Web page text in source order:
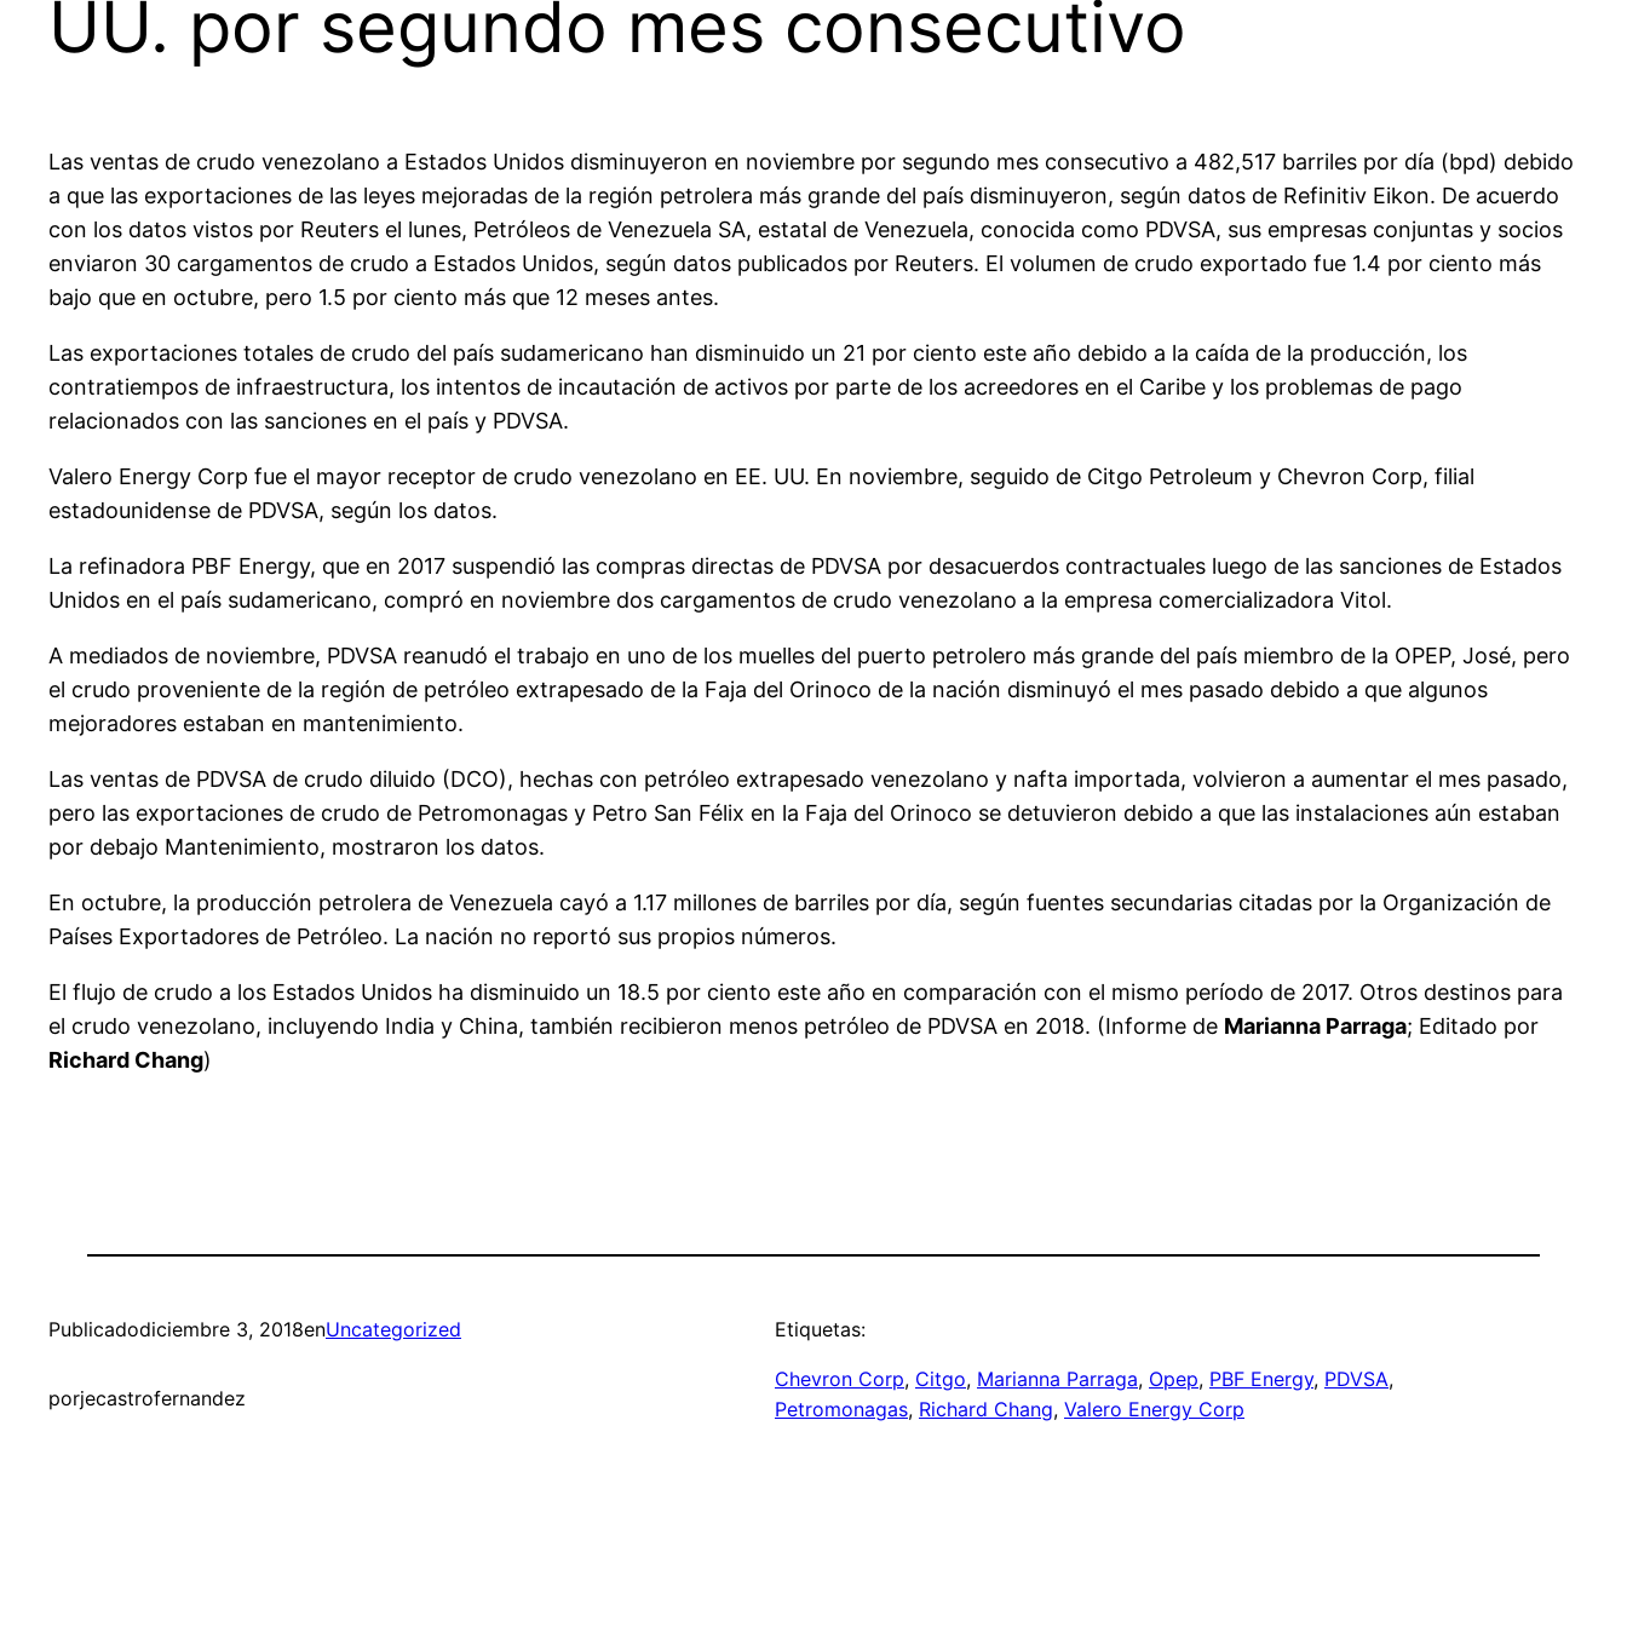
UU. por segundo mes consecutivo
Las ventas de crudo venezolano a Estados Unidos disminuyeron en noviembre por segundo mes consecutivo a 482,517 barriles por día (bpd) debido
a que las exportaciones de las leyes mejoradas de la región petrolera más grande del país disminuyeron, según datos de Refinitiv Eikon. De acuerdo
con los datos vistos por Reuters el lunes, Petróleos de Venezuela SA, estatal de Venezuela, conocida como PDVSA, sus empresas conjuntas y socios
enviaron 30 cargamentos de crudo a Estados Unidos, según datos publicados por Reuters. El volumen de crudo exportado fue 1.4 por ciento más
bajo que en octubre, pero 1.5 por ciento más que 12 meses antes.
Las exportaciones totales de crudo del país sudamericano han disminuido un 21 por ciento este año debido a la caída de la producción, los
contratiempos de infraestructura, los intentos de incautación de activos por parte de los acreedores en el Caribe y los problemas de pago
relacionados con las sanciones en el país y PDVSA.
Valero Energy Corp fue el mayor receptor de crudo venezolano en EE. UU. En noviembre, seguido de Citgo Petroleum y Chevron Corp, filial
estadounidense de PDVSA, según los datos.
La refinadora PBF Energy, que en 2017 suspendió las compras directas de PDVSA por desacuerdos contractuales luego de las sanciones de Estados
Unidos en el país sudamericano, compró en noviembre dos cargamentos de crudo venezolano a la empresa comercializadora Vitol.
A mediados de noviembre, PDVSA reanudó el trabajo en uno de los muelles del puerto petrolero más grande del país miembro de la OPEP, José, pero
el crudo proveniente de la región de petróleo extrapesado de la Faja del Orinoco de la nación disminuyó el mes pasado debido a que algunos
mejoradores estaban en mantenimiento.
Las ventas de PDVSA de crudo diluido (DCO), hechas con petróleo extrapesado venezolano y nafta importada, volvieron a aumentar el mes pasado,
pero las exportaciones de crudo de Petromonagas y Petro San Félix en la Faja del Orinoco se detuvieron debido a que las instalaciones aún estaban
por debajo Mantenimiento, mostraron los datos.
En octubre, la producción petrolera de Venezuela cayó a 1.17 millones de barriles por día, según fuentes secundarias citadas por la Organización de
Países Exportadores de Petróleo. La nación no reportó sus propios números.
El flujo de crudo a los Estados Unidos ha disminuido un 18.5 por ciento este año en comparación con el mismo período de 2017. Otros destinos para
el crudo venezolano, incluyendo India y China, también recibieron menos petróleo de PDVSA en 2018. (Informe de Marianna Parraga; Editado por
Richard Chang)
Publicadodiciembre 3, 2018enUncategorized
porjecastrofernandez
Etiquetas:
Chevron Corp, Citgo, Marianna Parraga, Opep, PBF Energy, PDVSA
Petromonagas, Richard Chang, Valero Energy Corp